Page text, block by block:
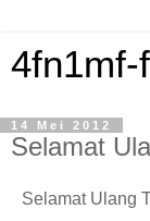
4fn1mf-
14 Mei 2012
Selamat
Selamat Ulang